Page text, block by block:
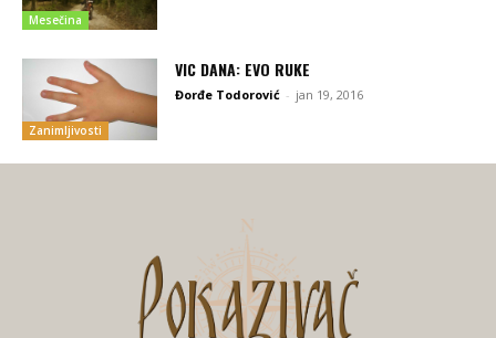
Mesečina
Zanimljivosti
VIC DANA: EVO RUKE
Đorđe Todorović - jan 19, 2016